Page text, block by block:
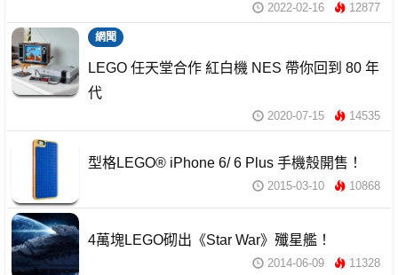
2022-02-16 12877
網聞
LEGO 任天堂合作 紅白機 NES 帶你回到 80 年
代
2020-07-15 14535
型格LEGO® iPhone 6/ 6 Plus 手機殼開售！
2015-03-10 10868
4萬塊LEGO砌出《Star War》殲星艦！
2014-06-09 11328